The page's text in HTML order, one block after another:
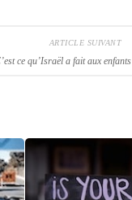
ARTICLE SUIVANT
ce qu’Israël a fait aux